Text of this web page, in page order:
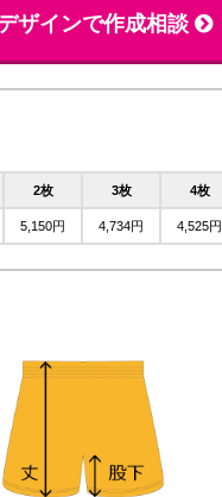
ザインで作成相談
2枚 3枚 4枚
5,150円 4,734円 4,525円